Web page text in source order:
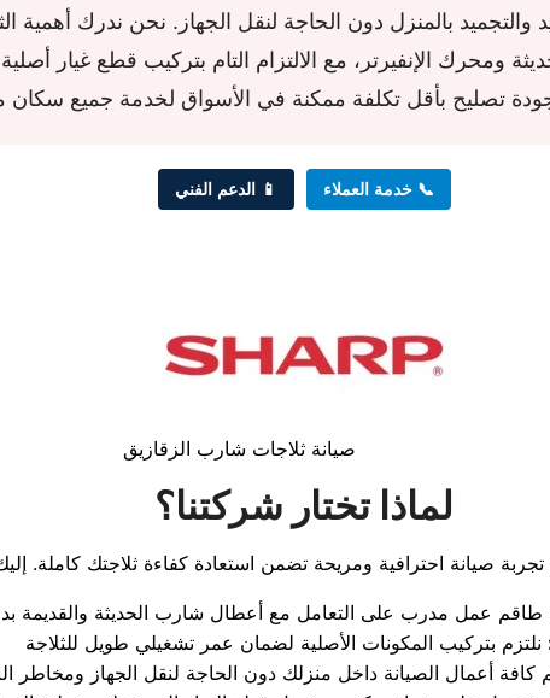
بالمنزل دون الحاجة لنقل الجهاز. نحن ندرك أهمية
📞 خدمة العملاء 📱 الدعم الفني
صيانة ثلاجات شارب الزقازيق
لماذا تختار شركتنا؟